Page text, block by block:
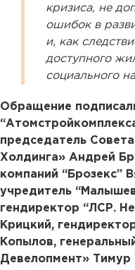
кризиса, не
ошибок в
и, как
доступного
социального
Обращение
председатель
Холдинга» Андрей
компаний “Брозекс”
учредитель
гендиректор “ЛСР.
Крицкий,
Копылов,
Девелопмент»